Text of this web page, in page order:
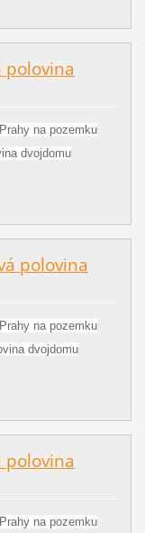
polovina
na pozemku
dvojdomu
polovina
na pozemku
dvojdomu
polovina
na pozemku